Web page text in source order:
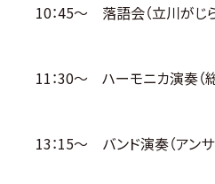
10：45～ 落語会（立川がじら
11：30～ ハーモニカ演奏（
13：15～ バンド演奏（アンサ